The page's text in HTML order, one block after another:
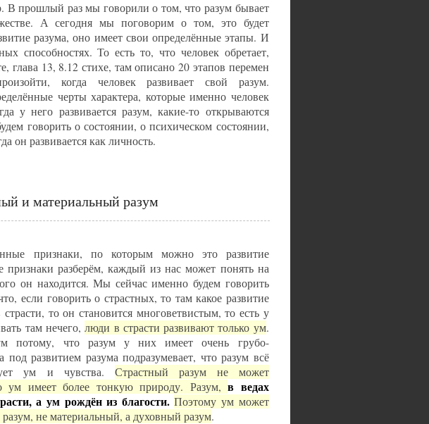
В прошлый раз мы говорили о том, что разум бывает
А сегодня мы поговорим о том, это будет
разума, оно имеет свои определённые этапы. И
способностях. То есть то, что человек обретает,
глава 13, 8.12 стихе, там описано 20 этапов перемен
когда человек развивает свой разум.
черты характера, которые именно человек
у него развивается разум, какие-то открываются
говорить о состоянии, о психическом состоянии,
он развивается как личность.
и материальный разум
признаки, по которым можно это развитие
признаки разберём, каждый из нас может понять на
он находится. Мы сейчас именно будем говорить
если говорить о страстных, то там какое развитие
то он становится многоветвистым, то есть у
там нечего,люди в страсти развивают только ум.
потому, что разум у них имеет очень грубо-
развитием разума подразумевает, что разум всё
ум и чувства. Страстный разум не может
ум имеет более тонкую природу. Разум,в ведах
а ум рождён из благости.Поэтому ум может
не материальный, а духовный разум.